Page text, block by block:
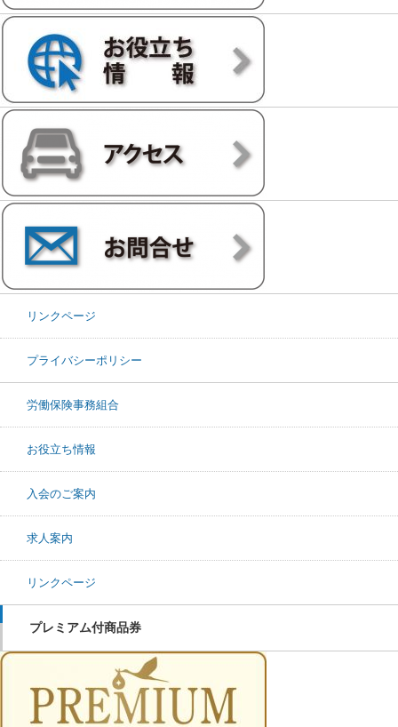
リンクページ
プライバシーポリシー
労働保険事務組合
お役立ち情報
入会のご案内
求人案内
リンクページ
プレミアム付商品券